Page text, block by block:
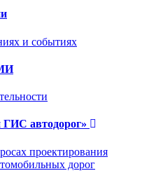
и событиях
автодорог»
проектирования
дорог